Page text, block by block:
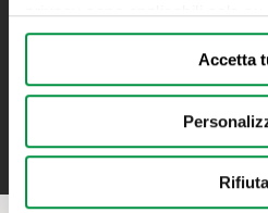
privacy sono applicabili solo
in cui avete effettuato le vostre
modificare o revocare il proprio
momento dalla Dichiarazione
sull'icona di attivazione della
Accetta
Rifiuta
Iscriviti alla
Resta aggiornato su